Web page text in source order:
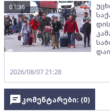
03:36
2026/08/07 21:28
კომენტარები: (0)